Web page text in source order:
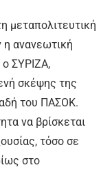
μεταπολιτευτική
η ανανεωτική
ο ΣΥΡΙΖΑ,
σκέψης της
του ΠΑΣΟΚ.
να βρίσκεται
τόσο σε
στο